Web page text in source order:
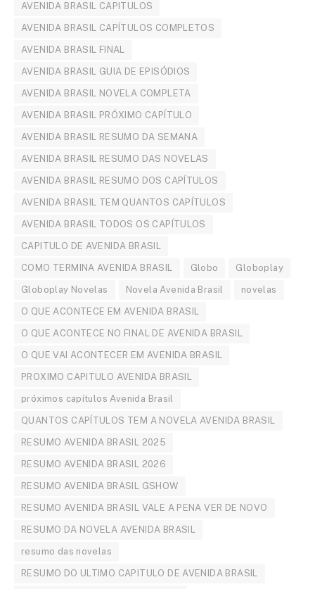
AVENIDA BRASIL CAPITULOS
AVENIDA BRASIL CAPÍTULOS COMPLETOS
AVENIDA BRASIL FINAL
AVENIDA BRASIL GUIA DE EPISÓDIOS
AVENIDA BRASIL NOVELA COMPLETA
AVENIDA BRASIL PRÓXIMO CAPÍTULO
AVENIDA BRASIL RESUMO DA SEMANA
AVENIDA BRASIL RESUMO DAS NOVELAS
AVENIDA BRASIL RESUMO DOS CAPÍTULOS
AVENIDA BRASIL TEM QUANTOS CAPÍTULOS
AVENIDA BRASIL TODOS OS CAPÍTULOS
CAPITULO DE AVENIDA BRASIL
COMO TERMINA AVENIDA BRASIL Globo Globoplay
Globoplay Novelas Novela Avenida Brasil novelas
O QUE ACONTECE EM AVENIDA BRASIL
O QUE ACONTECE NO FINAL DE AVENIDA BRASIL
O QUE VAI ACONTECER EM AVENIDA BRASIL
PROXIMO CAPITULO AVENIDA BRASIL
próximos capítulos Avenida Brasil
QUANTOS CAPÍTULOS TEM A NOVELA AVENIDA BRASIL
RESUMO AVENIDA BRASIL 2025
RESUMO AVENIDA BRASIL 2026
RESUMO AVENIDA BRASIL GSHOW
RESUMO AVENIDA BRASIL VALE A PENA VER DE NOVO
RESUMO DA NOVELA AVENIDA BRASIL
resumo das novelas
RESUMO DO ULTIMO CAPITULO DE AVENIDA BRASIL